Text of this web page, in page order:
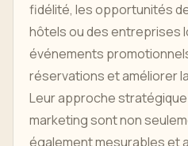
fidélité, les opportunités
hôtels ou des entreprises
événements
réservations et améliorer
Leur approche
marketing sont non
également mesurables et